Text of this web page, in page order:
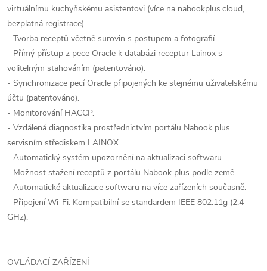
virtuálnímu kuchyňskému asistentovi (více na nabookplus.cloud,
bezplatná registrace).
- Tvorba receptů včetně surovin s postupem a fotografií.
- Přímý přístup z pece Oracle k databázi receptur Lainox s
volitelným stahováním (patentováno).
- Synchronizace pecí Oracle připojených ke stejnému uživatelskému
účtu (patentováno).
- Monitorování HACCP.
- Vzdálená diagnostika prostřednictvím portálu Nabook plus
servisním střediskem LAINOX.
- Automatický systém upozornění na aktualizaci softwaru.
- Možnost stažení receptů z portálu Nabook plus podle země.
- Automatické aktualizace softwaru na více zařízeních současně.
- Připojení Wi-Fi. Kompatibilní se standardem IEEE 802.11g (2,4
GHz).
OVLÁDACÍ ZAŘÍZENÍ